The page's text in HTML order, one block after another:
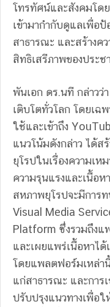
โทรทัศน์และสังคมโด
เข้ามากำกับดูแลเพื่อ
สาธารณะ และสร้างค
สิทธิเสรีภาพของประช
พันเอก ดร.นที กล่าวว่
เติบโตทั่วโลก โดยเฉ
ใช้และเข้าถึง
แนวโน้มดังกล่าว ได้ส
ยุโรปในเรื่องความเห
ความรุนแรงและเนื้อ
สหภาพยุโรปจะมีการ
Visual Media
Platform ซึ่งรวมถึง
และเผยแพร่เนื้อหาไ
โดยแพลตฟอร์มเหล่า
แก่สาธารณะ และการ
ปรับปรุงแนวทางเพื่อ